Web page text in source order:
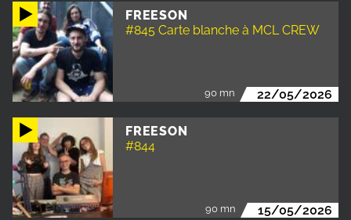
FREESON
#845 Carte blanche à MCL CREW
90 mn 22/05/2026
FREESON
#844
90 mn 15/05/2026